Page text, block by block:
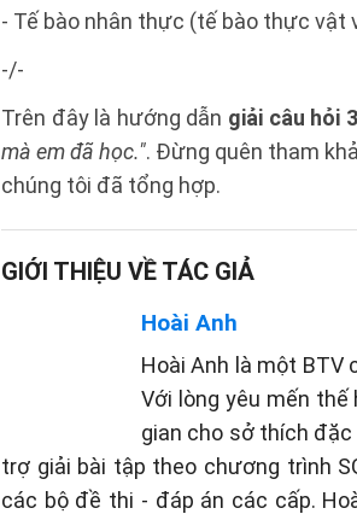
- Tế bào nhân thực (tế bào thực vật
-/-
Trên đây là hướng dẫn giải câu hỏi
mà em đã học.". Đừng quên tham
chúng tôi đã tổng hợp.
GIỚI THIỆU VỀ TÁC GIẢ
Hoài Anh
Hoài Anh là một BTV
Với lòng yêu mến
gian cho sở thích
trợ giải bài tập theo chương trình
các bộ đề thi - đáp án các cấp.